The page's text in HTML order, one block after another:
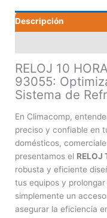
cantidad
Descripción
RELOJ 10
93055:
Sistema de
En Climacomp,
preciso y confiable en
domésticos,
presentamos el RELOJ
robusta y eficiente
tus equipos y
simplemente un
asegurar la eficiencia